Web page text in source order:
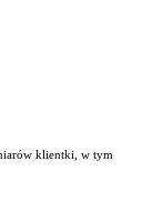
klientki, w tym